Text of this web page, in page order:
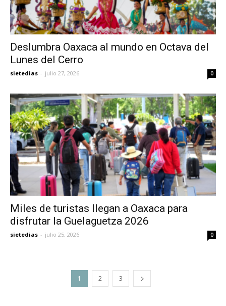
Deslumbra Oaxaca al mundo en Octava del
Lunes del Cerro
sietedias - julio 27, 2026 0
Miles de turistas llegan a Oaxaca para
disfrutar la Guelaguetza 2026
sietedias - julio 25, 2026 0
1 2 3